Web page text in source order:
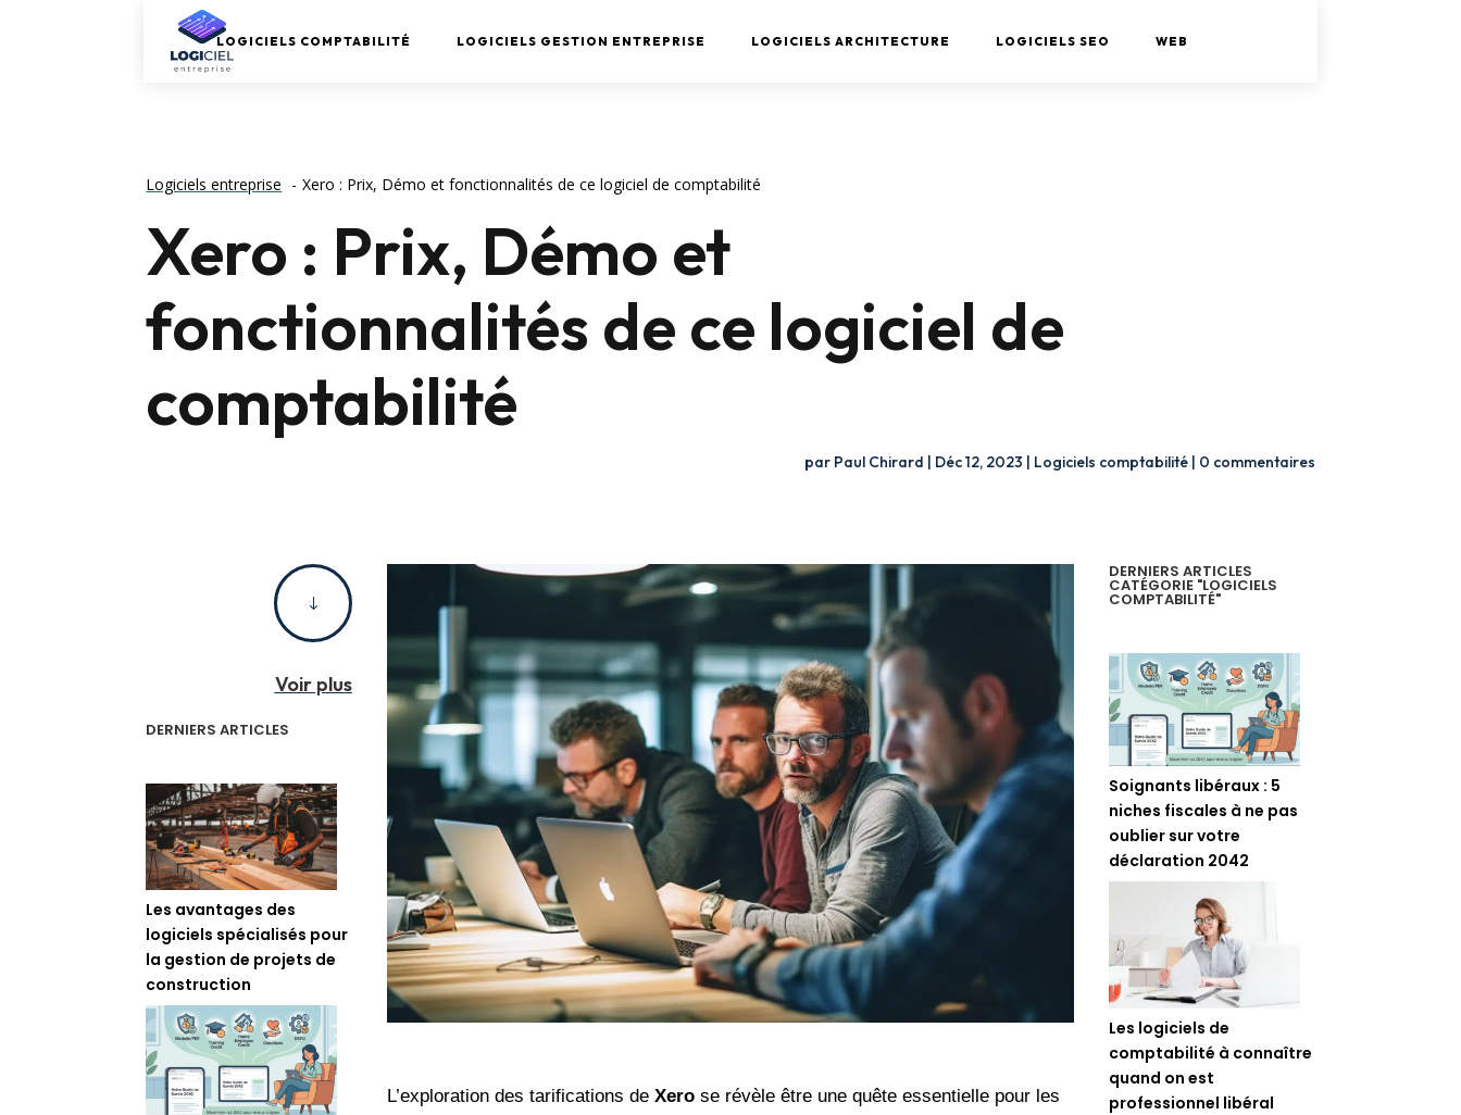
LOGICIELS COMPTABILITÉ LOGICIELS GESTION ENTREPRISE LOGICIELS ARCHITECTURE LOGICIELS SEO WEB
Logiciels entreprise Xero : Prix, Démo et fonctionnalités de ce logiciel de comptabilité
Xero : Prix, Démo et
fonctionnalités de ce logiciel de
comptabilité
par Paul Chirard | Déc 12, 2023 | Logiciels comptabilité| 0 commentaires
"
Voir plus
DERNIERS ARTICLES
Les avantages des
logiciels spécialisés pour
la gestion de projets de
construction
L’exploration des tarifications de Xerose révèle être une quête essentielle pour les
DERNIERS ARTICLES
CATÉGORIE "LOGICIELS
COMPTABILITÉ"
Soignants libéraux : 5
niches fiscales à ne pas
oublier sur votre
déclaration 2042
Les logiciels de
comptabilité à connaître
quand on est
professionnel libéral